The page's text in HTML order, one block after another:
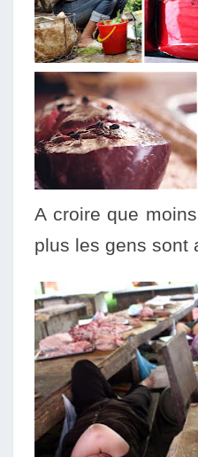
A croire que
plus les gens sont